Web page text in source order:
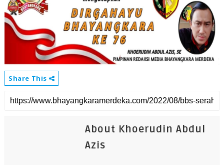
Share This
About Khoerudin Abdul
Azis